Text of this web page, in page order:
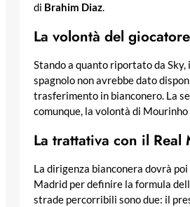
di Brahim Diaz.
La volontà del giocatore
Stando a quanto riportato da
spagnolo non avrebbe dato
trasferimento in bianconero. La
comunque, la volontà di
La trattativa con il Real
La dirigenza bianconera dovrà
Madrid per definire la formula
strade percorribili sono due: il